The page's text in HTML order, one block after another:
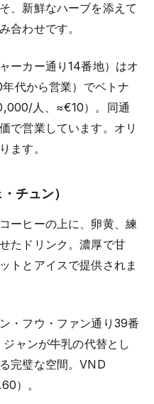
、新鮮なハーブを添えて
合わせです。
ーカー通り14番地）はオ
代から営業）でベトナ
人、≈€10）。同通
で営業しています。オリ
ます。
チュン）
ーヒーの上に、卵黄、練
たドリンク。濃厚で甘
トとアイスで提供されま
・フウ・ファン通り39番
ャンが牛乳の代替とし
完璧な空間。VND
）。